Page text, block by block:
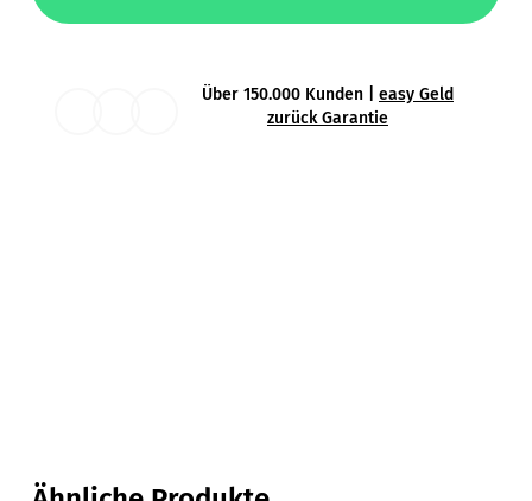
Über 150.000 Kunden | easy Geld
zurück Garantie